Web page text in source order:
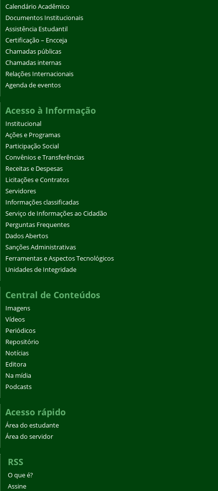
Calendário Acadêmico
Documentos Institucionais
Assistência Estudantil
Certificação – Encceja
Chamadas públicas
Chamadas internas
Relações Internacionais
Agenda de eventos
Acesso à Informação
Institucional
Ações e Programas
Participação Social
Convênios e Transferências
Receitas e Despesas
Licitações e Contratos
Servidores
Informações classificadas
Serviço de Informações ao Cidadão
Perguntas Frequentes
Dados Abertos
Sanções Administrativas
Ferramentas e Aspectos Tecnológicos
Unidades de Integridade
Central de Conteúdos
Imagens
Vídeos
Periódicos
Repositório
Notícias
Editora
Na mídia
Podcasts
Acesso rápido
Área do estudante
Área do servidor
RSS
O que é?
Assine